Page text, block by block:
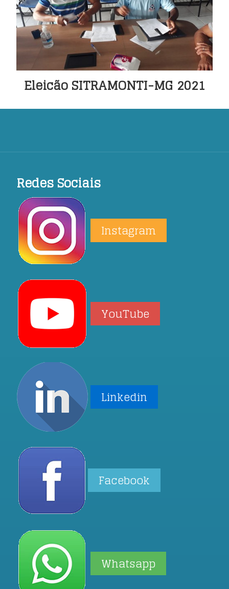
Contato
Eleicão SITRAMONTI-MG 2021
Redes Sociais
Instagram
YouTube
Linkedin
Facebook
Whatsapp